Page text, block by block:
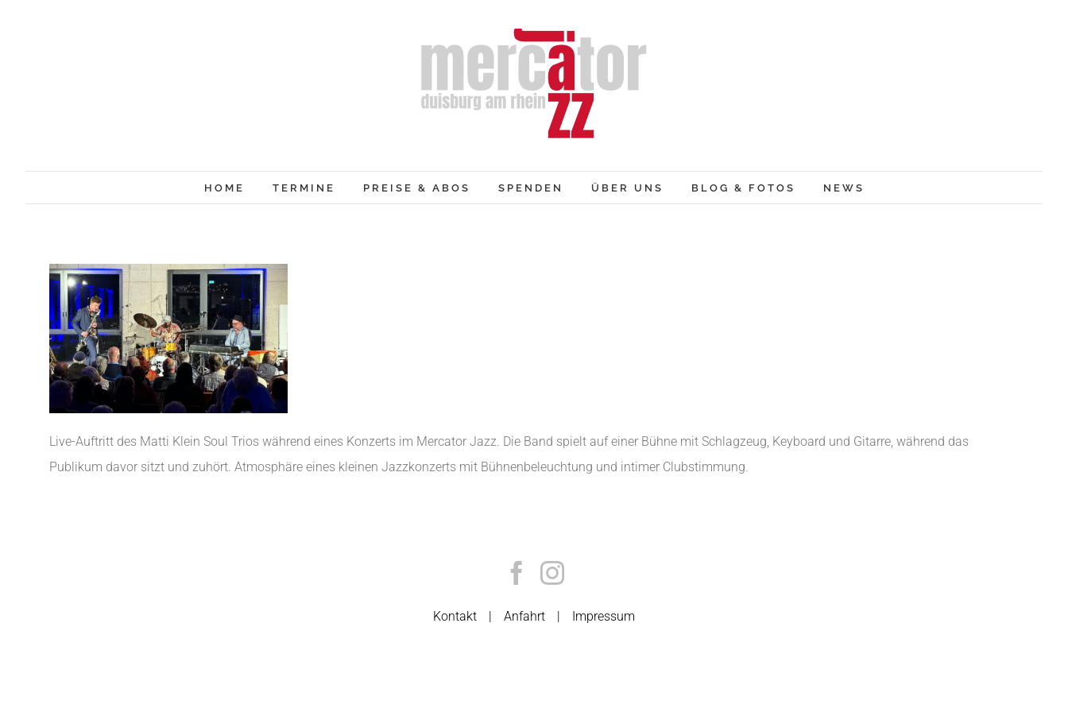
HOME TERMINE PREISE & ABOS SPENDEN ÜBER UNS BLOG & FOTOS NEWS
Live-Auftritt des Matti Klein Soul Trios während eines Konzerts im Mercator Jazz. Die Band spielt auf einer Bühne mit Schlagzeug, Keyboard und Gitarre, während das
Publikum davor sitzt und zuhört. Atmosphäre eines kleinen Jazzkonzerts mit Bühnenbeleuchtung und intimer Clubstimmung.
Kontakt Anfahrt Impressum